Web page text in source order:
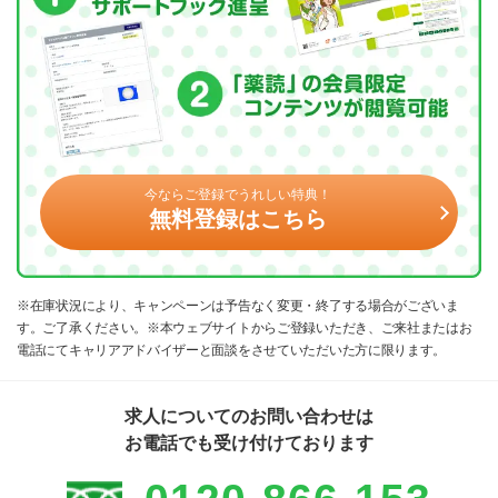
今ならご登録でうれしい特典！
無料登録はこちら
※在庫状況により、キャンペーンは予告なく変更・終了する場合がございま
す。ご了承ください。※本ウェブサイトからご登録いただき、ご来社またはお
電話にてキャリアアドバイザーと面談をさせていただいた方に限ります。
求人についてのお問い合わせは
お電話でも受け付けております